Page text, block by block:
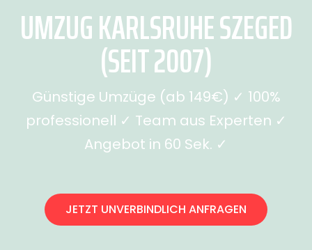
UMZUG KARLSRUHE SZEGED
(SEIT 2007)
Günstige Umzüge (ab 149€) ✓ 100%
professionell ✓ Team aus Experten ✓
Angebot in 60 Sek. ✓
JETZT UNVERBINDLICH ANFRAGEN